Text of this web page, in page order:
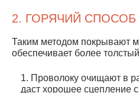
2. ГОРЯЧИЙ СПОСОБ
Таким методом покрывают
обеспечивает более
Проволоку очищают в
даст хорошее сцепление